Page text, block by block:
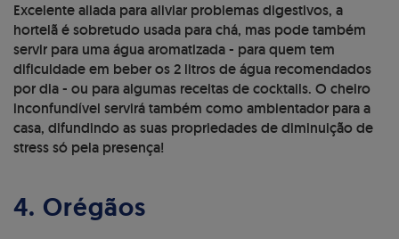
Excelente aliada para aliviar problemas digestivos, a
hortelã é sobretudo usada para chá, mas pode também
servir para uma água aromatizada - para quem tem
dificuldade em beber os 2 litros de água recomendados
por dia - ou para algumas receitas de cocktails. O cheiro
inconfundível servirá também como ambientador para a
casa, difundindo as suas propriedades de diminuição de
stress só pela presença!
4. Orégãos